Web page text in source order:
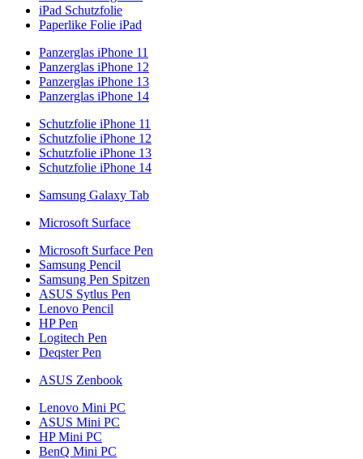
iPad Schutzfolie
Paperlike Folie iPad
Panzerglas iPhone 11
Panzerglas iPhone 12
Panzerglas iPhone 13
Panzerglas iPhone 14
Schutzfolie iPhone 11
Schutzfolie iPhone 12
Schutzfolie iPhone 13
Schutzfolie iPhone 14
Samsung Galaxy Tab
Microsoft Surface
Microsoft Surface Pen
Samsung Pencil
Samsung Pen Spitzen
ASUS Sytlus Pen
Lenovo Pencil
HP Pen
Logitech Pen
Deqster Pen
ASUS Zenbook
Lenovo Mini PC
ASUS Mini PC
HP Mini PC
BenQ Mini PC